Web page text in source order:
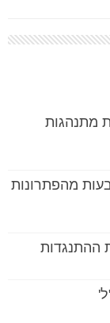
מתנהגות
מהפתרונות
ההתנגדות